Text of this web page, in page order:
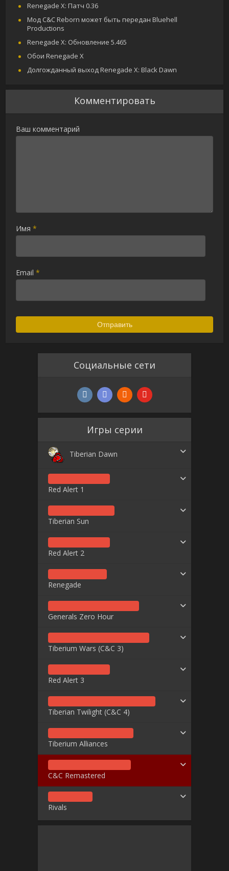
Renegade X: Патч 0.36
Мод C&C Reborn может быть передан Bluehell
Productions
Renegade X: Обновление 5.465
Обои Renegade X
Долгожданный выход Renegade X: Black Dawn
Комментировать
Ваш комментарий
Имя*
Email*
Социальные сети
Игры серии
Tiberian Dawn
Red Alert 1
Tiberian Sun
Red Alert 2
Renegade
Generals Zero Hour
Tiberium Wars (C&C 3)
Red Alert 3
Tiberian Twilight (C&C 4)
Tiberium Alliances
C&C Remastered
Rivals